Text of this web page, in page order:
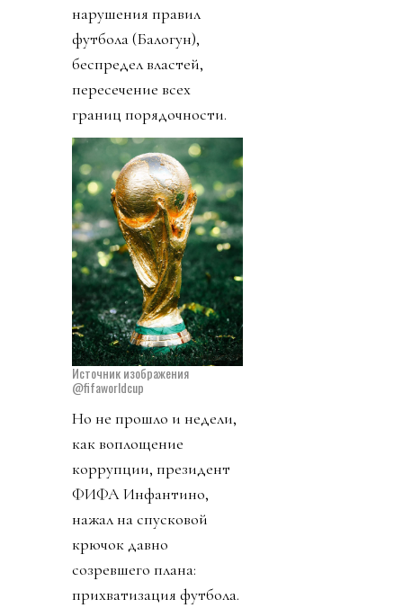
нарушения правил
футбола (Балогун),
беспредел властей,
пересечение всех
границ порядочности.
Источник изображения
@fifaworldcup
Но не прошло и недели,
как воплощение
коррупции, президент
ФИФА Инфантино,
нажал на спусковой
крючок давно
созревшего плана:
прихватизация футбола.